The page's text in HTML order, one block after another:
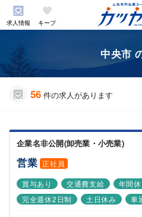
求人情報 キープ
中央市
56 件の求人があります
企業名非公開(卸売業・小売業)
営業 正社員
賞与あり
交通費支給 年間
完全週休2日制
土日休み 車